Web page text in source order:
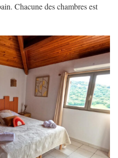
Chacune des chambres est